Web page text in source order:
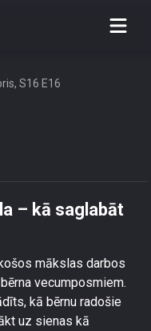
– kā
S16 E16
– kā saglabāt
mākslas darbos
vecumposmiem.
kā bērnu radošie
uz sienas kā